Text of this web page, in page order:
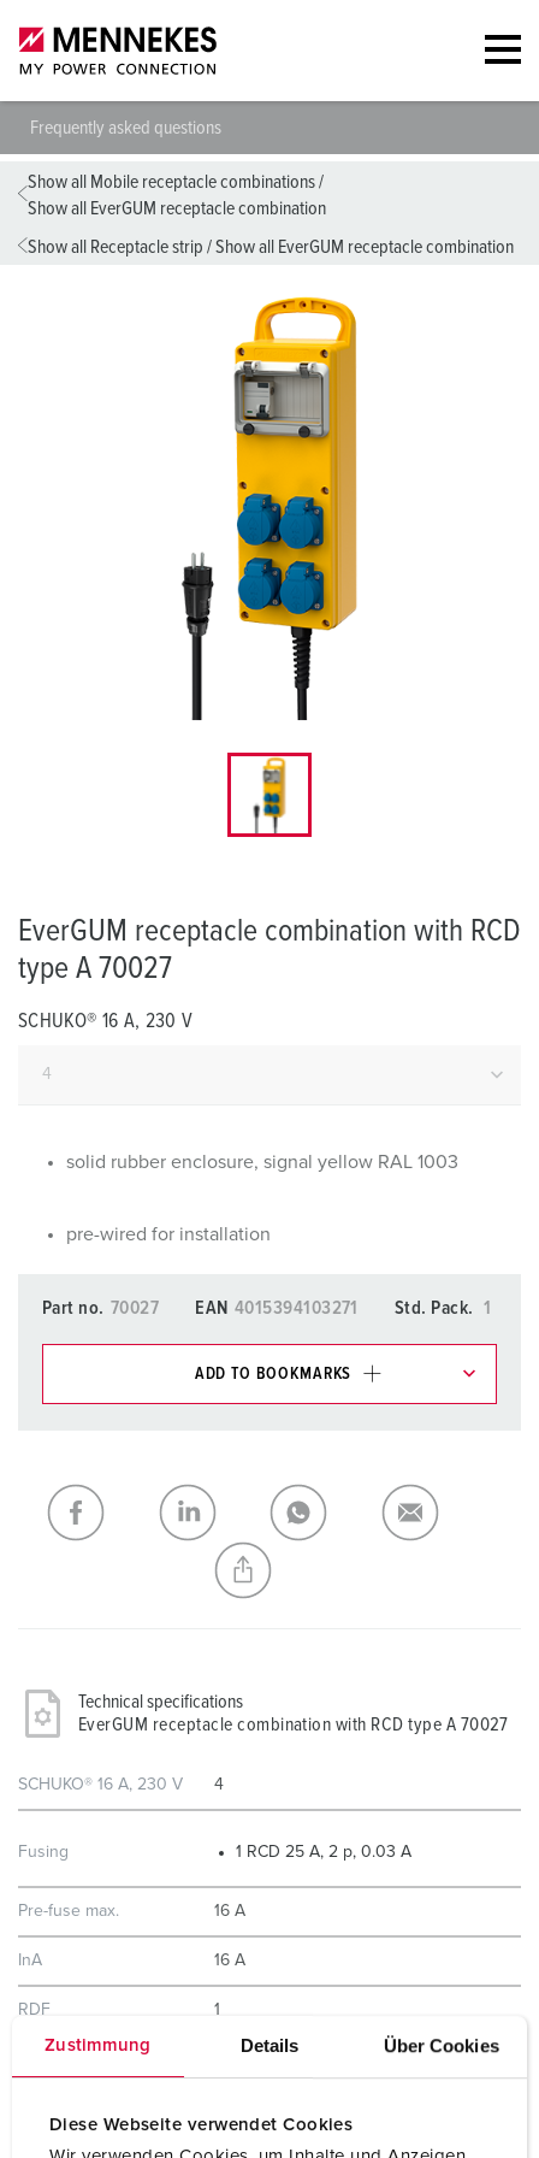
Zustimmung Details Über Cookies
Diese Webseite verwendet Cookies
Frequently asked questions
Show all Mobile receptacle combinations/
Show all EverGUM receptacle combination
Show all Receptacle strip /Show all EverGUM receptacle combination
EverGUM receptacle combination with RCD
type A 70027
SCHUKO® 16 A, 230 V
solid rubber enclosure, signal yellow RAL 1003
pre-wired for installation
Part no. 70027 EAN 4015394103271 Std. Pack. 1
ADD TO BOOKMARKS
My list ADD
CREATE A NEW LIST
Technical specifications
EverGUM receptacle combination with RCD type A 70027
SCHUKO® 16 A, 230 V 4
Fusing 1 RCD 25 A, 2 p, 0.03 A
Pre-fuse max. 16 A
InA 16 A
RDF 1
Connection/feeder
2 m H07RN-F3G1.5 with plug